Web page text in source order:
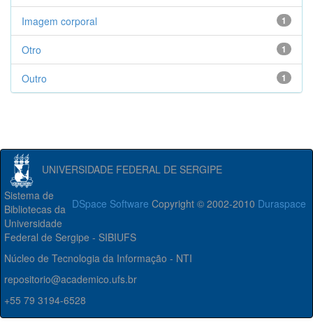
1
Imagem corporal
1
Otro
1
Outro
UNIVERSIDADE FEDERAL DE SERGIPE
DSpace Software Copyright © 2002-2010 Duraspace
Sistema de
Bibliotecas da
Universidade
Federal de Sergipe - SIBIUFS
Núcleo de Tecnologia da Informação - NTI
repositorio@academico.ufs.br
+55 79 3194-6528